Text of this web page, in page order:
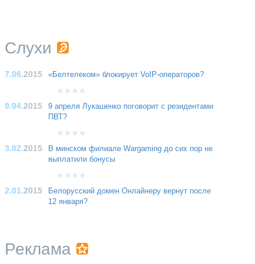
Слухи
7.06.2015 «Белтелеком» блокирует VoIP-операторов?
9.04.2015
9 апреля Лукашенко поговорит с резидентами
ПВТ?
3.02.2015
В минском филиале Wargaming до сих пор не
выплатили бонусы
2.01.2015
Белорусский домен Онлайнеру вернут после
12 января?
Реклама